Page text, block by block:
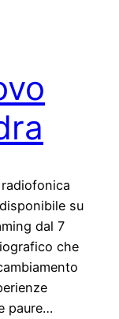
su
dal 7
che
paure…